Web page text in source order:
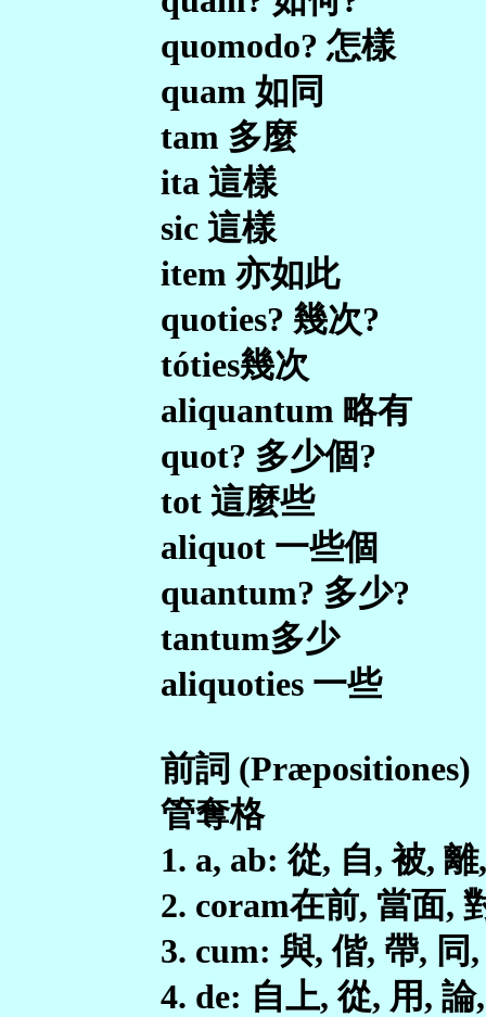
quomodo? 怎樣
quam 如同
tam 多麼
ita 這樣
sic 這樣
item 亦如此
quoties? 幾次?
tóties幾次
aliquantum 略有
quot? 多少個?
tot 這麼些
aliquot 一些個
quantum? 多少?
tantum多少
aliquoties 一些
前詞 (Præpositiones)
管奪格
1. a, ab: 從, 自, 被,
2. coram在前, 當面,
3. cum: 與, 偕, 帶, 同
4. de: 自上, 從, 用,